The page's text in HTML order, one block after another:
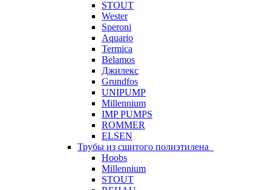
STOUT
Wester
Speroni
Aquario
Termica
Belamos
Джилекс
Grundfos
UNIPUMP
Millennium
IMP PUMPS
ROMMER
ELSEN
Трубы из сшитого полиэтилена
Hoobs
Millennium
STOUT